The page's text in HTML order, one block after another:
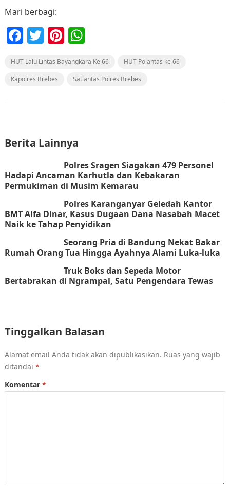
Mari berbagi:
F
c
e
o
k
T
itt
er
Pi
er
e
W
at
s
HUT Lalu Lintas Bayangkara Ke 66
HUT Polantas ke 66
Kapolres Brebes
Satlantas Polres Brebes
Berita Lainnya
Polres Sragen Siagakan 479 Personel
Hadapi Ancaman Karhutla dan Kebakaran
Permukiman di Musim Kemarau
Polres Karanganyar Geledah Kantor
BMT Alfa Dinar, Kasus Dugaan Dana Nasabah Macet
Naik ke Tahap Penyidikan
Seorang Pria di Bandung Nekat Bakar
Rumah Orang Tua Hingga Ayahnya Alami Luka-luka
Truk Boks dan Sepeda Motor
Bertabrakan di Ngrampal, Satu Pengendara Tewas
Tinggalkan Balasan
Alamat email Anda tidak akan dipublikasikan. Ruas yang wajib
ditandai *
Komentar *